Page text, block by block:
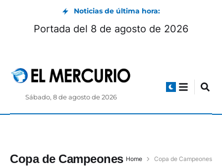
Noticias de última hora:
Portada del 8 de agosto de 2026
Sábado, 8 de agosto de 2026
Copa de Campeones Home Copa de Campeones